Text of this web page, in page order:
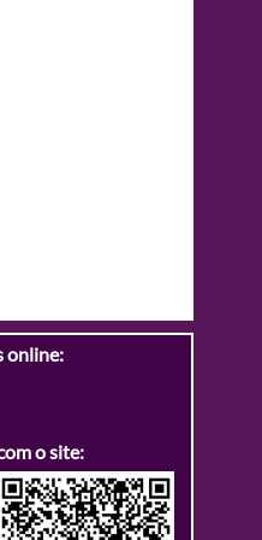
online:
o site: